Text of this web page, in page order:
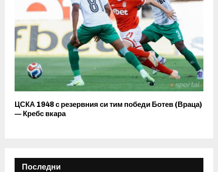
ЦСКА 1948 с резервния си тим победи Ботев (Враца)
— Кребс вкара
Последни